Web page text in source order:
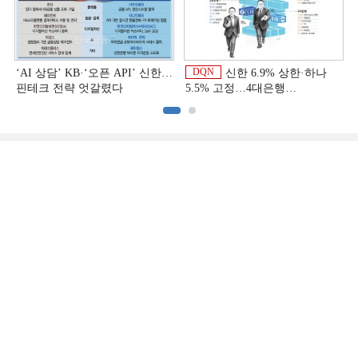
‘AI 상담’ KB·‘오픈 API’ 신한…
핀테크 전략 엇갈렸다
DQN
신한 6.9% 상한·하나
5.5% 고정…4대은행